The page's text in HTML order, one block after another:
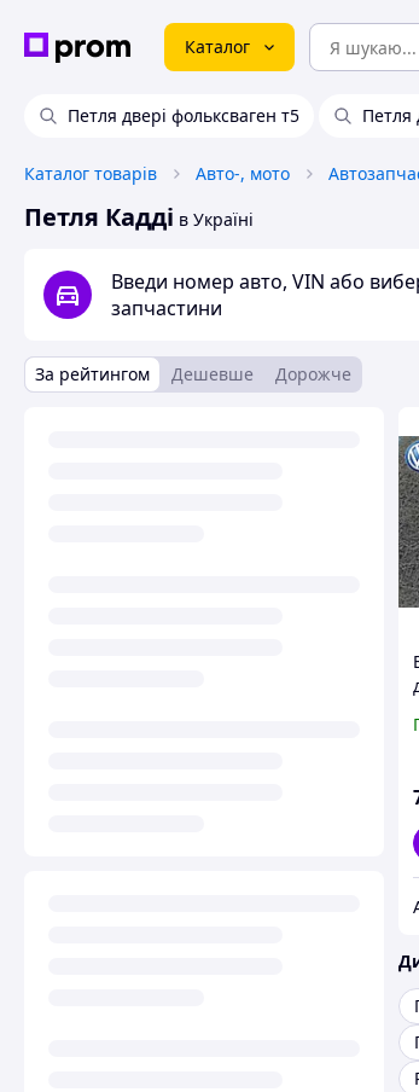
Каталог
Петля двері фольксваген т5 Петля
Каталог товарів Авто-, мото
Петля Кадді в Україні
Введи номер авто, VIN або
запчастини
За рейтингом Дешевше Дорожче